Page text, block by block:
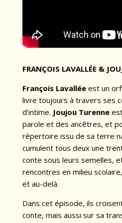
FRANÇOIS LAVALLÉE &
François Lavalléeest un
livre toujours à travers ses
d’intime. Joujou Turenneest
parole et des ancêtres, et
répertoire issu de sa terre
cumulent tous deux une
conte sous leurs semelles,
rencontres en milieu
et au-delà.
Dans cet épisode, ils
conte, mais aussi sur sa